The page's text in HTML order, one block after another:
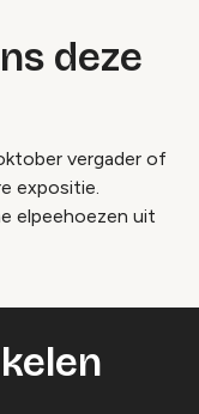
deze
vergader of
expositie.
elpeehoezen uit